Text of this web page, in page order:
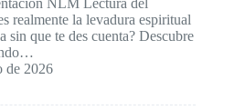
NLM Lectura del
realmente la levadura espiritual
sin que te des cuenta? Descubre
de 2026